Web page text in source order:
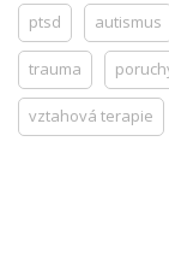
ptsd autismus
trauma
vztahová terapie